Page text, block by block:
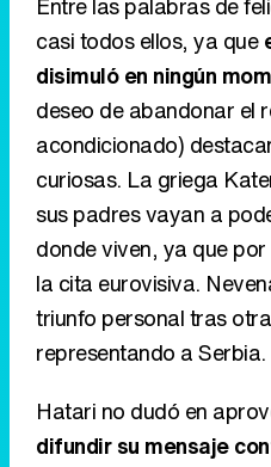
casi todos ellos, ya que
disimuló en ningún
deseo de abandonar el
acondicionado)
curiosas. La griega
sus padres vayan a
donde viven, ya que
la cita eurovisiva.
triunfo personal tras
representando a Serbia.
Hatari no dudó en
difundir su mensaje